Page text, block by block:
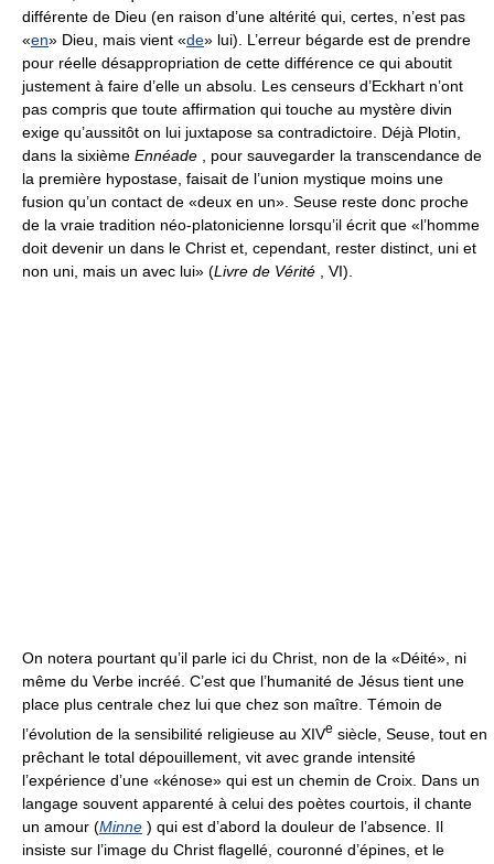
différente de Dieu (en raison d’une altérité qui, certes, n’est pas
«en» Dieu, mais vient «de» lui). L’erreur bégarde est de prendre
pour réelle désappropriation de cette différence ce qui aboutit
justement à faire d’elle un absolu. Les censeurs d’Eckhart n’ont
pas compris que toute affirmation qui touche au mystère divin
exige qu’aussitôt on lui juxtapose sa contradictoire. Déjà Plotin,
dans la sixième Ennéade , pour sauvegarder la transcendance de
la première hypostase, faisait de l’union mystique moins une
fusion qu’un contact de «deux en un». Seuse reste donc proche
de la vraie tradition néo-platonicienne lorsqu’il écrit que «l’homme
doit devenir un dans le Christ et, cependant, rester distinct, uni et
non uni, mais un avec lui» (Livre de Vérité , VI).
On notera pourtant qu’il parle ici du Christ, non de la «Déité», ni
même du Verbe incréé. C’est que l’humanité de Jésus tient une
place plus centrale chez lui que chez son maître. Témoin de
l’évolution de la sensibilité religieuse au XIVe siècle, Seuse, tout en
prêchant le total dépouillement, vit avec grande intensité
l’expérience d’une «kénose» qui est un chemin de Croix. Dans un
langage souvent apparenté à celui des poètes courtois, il chante
un amour (Minne ) qui est d’abord la douleur de l’absence. Il
insiste sur l’image du Christ flagellé, couronné d’épines, et le